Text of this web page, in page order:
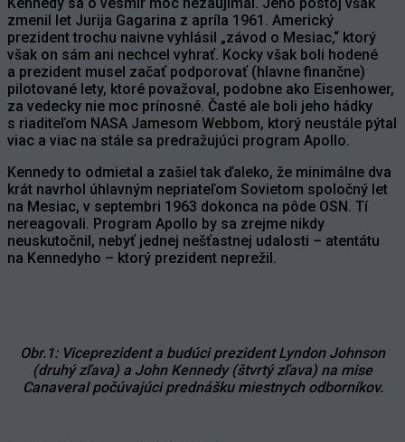
zmenil let Jurija Gagarina z apríla 1961. Americký
prezident trochu naivne vyhlásil „závod o Mesiac,“ ktorý
však on sám ani nechcel vyhrať. Kocky však boli hodené
a prezident musel začať podporovať (hlavne finančne)
pilotované lety, ktoré považoval, podobne ako Eisenhower,
za vedecky nie moc prínosné. Časté ale boli jeho hádky
s riaditeľom NASA Jamesom Webbom, ktorý neustále pýtal
viac a viac na stále sa predražujúci program Apollo.
Kennedy to odmietal a zašiel tak ďaleko, že minimálne dva
krát navrhol úhlavným nepriateľom Sovietom spoločný let
na Mesiac, v septembri 1963 dokonca na pôde OSN. Tí
nereagovali. Program Apollo by sa zrejme nikdy
neuskutočnil, nebyť jednej nešťastnej udalosti – atentátu
na Kennedyho – ktorý prezident neprežil.
Obr.1: Viceprezident a budúci prezident Lyndon Johnson
(druhý zľava) a John Kennedy (štvrtý zľava) na mise
Canaveral počúvajúci prednášku miestnych odborníkov.